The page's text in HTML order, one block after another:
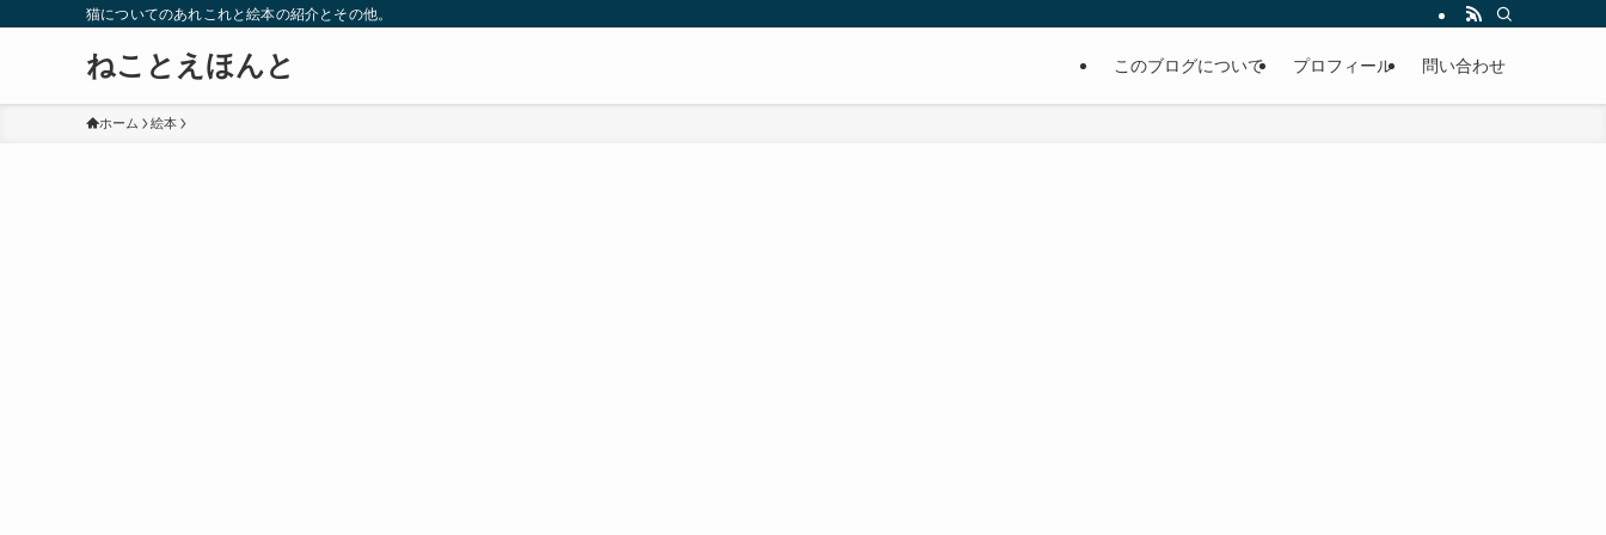
猫についてのあれこれと絵本の紹介とその他。
ねことえほんと このブログについて プロフィール 問い合わせ
ホーム 絵本